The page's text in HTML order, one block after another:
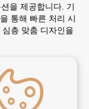
을 제공합니다. 기
통해 빠른 처리 시
층 맞춤 디자인을